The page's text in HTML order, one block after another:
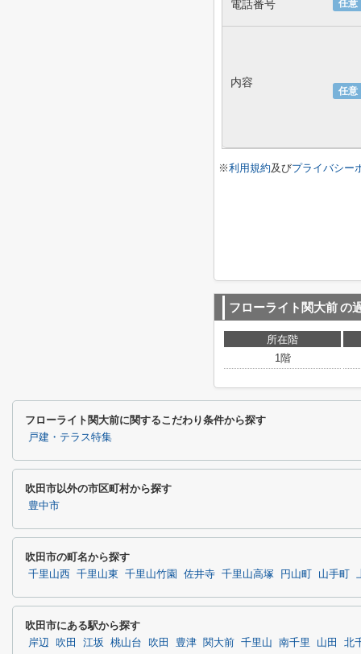
任意
電話番号
任意
内容
※利用規約及びプライバシー
フローライト関大前の
所在階
1階
フローライト関大前に関するこだわり条件から探す
戸建・テラス特集
吹田市以外の市区町村から探す
豊中市
吹田市の町名から探す
千里山西 千里山東 千里山竹園 佐井寺 千里山高塚 円山町 山手町
吹田市にある駅から探す
岸辺 吹田 江坂 桃山台 吹田 豊津 関大前 千里山 南千里 山田 北